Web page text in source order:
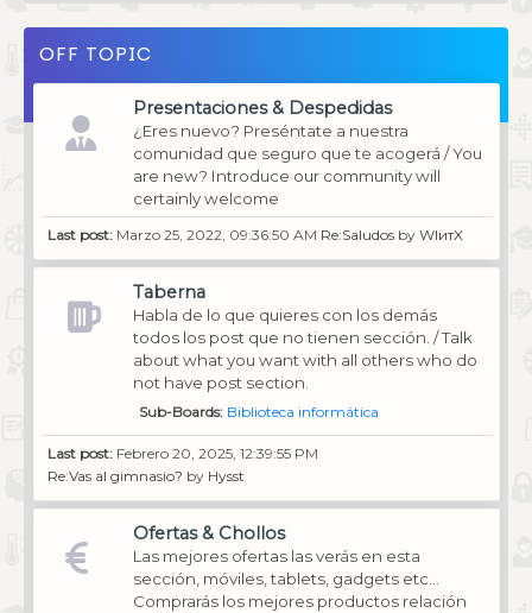
OFF TOPIC
Presentaciones & Despedidas
¿Eres nuevo? Preséntate a nuestra
comunidad que seguro que te acogerá / You
are new? Introduce our community will
certainly welcome
Last post: Marzo 25, 2022, 09:36:50 AM Re:Saludosby WIитX
Taberna
Habla de lo que quieres con los demás
todos los post que no tienen sección. / Talk
about what you want with all others who do
not have post section.
Sub-Boards Biblioteca informática
Last post: Febrero 20, 2025, 12:39:55 PM
Re:Vas al gimnasio? by Hysst
Ofertas & Chollos
Las mejores ofertas las verás en esta
sección, móviles, tablets, gadgets etc...
Comprarás los mejores productos relación